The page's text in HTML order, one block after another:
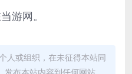
游网。
人或组织，在未征得本站同
布本站内容到任何网站、